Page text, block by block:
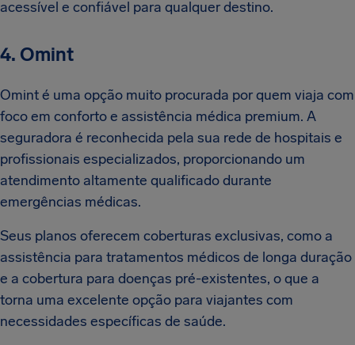
acessível e confiável para qualquer destino.
4. Omint
Omint é uma opção muito procurada por quem viaja com
foco em conforto e assistência médica premium. A
seguradora é reconhecida pela sua rede de hospitais e
profissionais especializados, proporcionando um
atendimento altamente qualificado durante
emergências médicas.
Seus planos oferecem coberturas exclusivas, como a
assistência para tratamentos médicos de longa duração
e a cobertura para doenças pré-existentes, o que a
torna uma excelente opção para viajantes com
necessidades específicas de saúde.